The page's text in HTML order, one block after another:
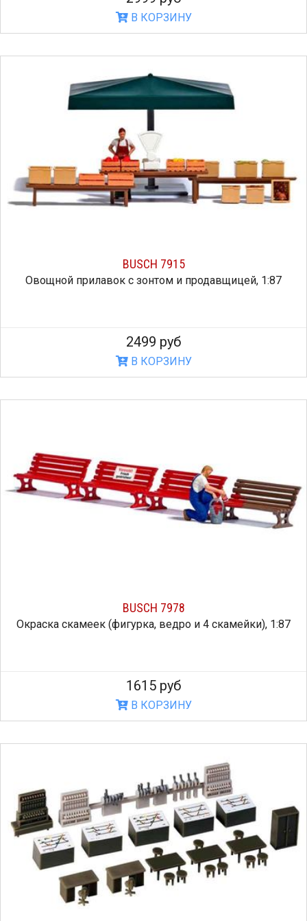
В КОРЗИНУ
BUSCH 7915
Овощной прилавок с зонтом и продавщицей, 1:87
2499 руб
В КОРЗИНУ
BUSCH 7978
Окраска скамеек (фигурка, ведро и 4 скамейки), 1:87
1615 руб
В КОРЗИНУ